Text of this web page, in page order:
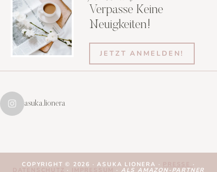
Verpasse Keine
Neuigkeiten!
JETZT ANMELDEN!
asuka.lionera
COPYRIGHT © 2026 · ASUKA LIONERA · ·
· · ALS AMAZON-PARTNER